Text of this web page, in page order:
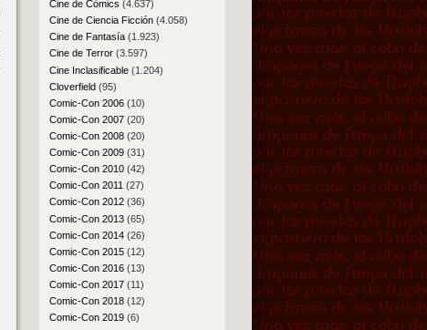
Cine de Cómics (4.637)
Cine de Ciencia Ficción(4.058)
Cine de Fantasía(1.923)
Cine de Terror(3.597)
Cine Inclasificable(1.204)
Cloverfield(95)
Comic-Con 2006(10)
Comic-Con 2007(20)
Comic-Con 2008(20)
Comic-Con 2009(31)
Comic-Con 2010(42)
Comic-Con 2011 (27)
Comic-Con 2012(36)
Comic-Con 2013(65)
Comic-Con 2014(26)
Comic-Con 2015(12)
Comic-Con 2016(13)
Comic-Con 2017(11)
Comic-Con 2018(12)
Comic-Con 2019(6)